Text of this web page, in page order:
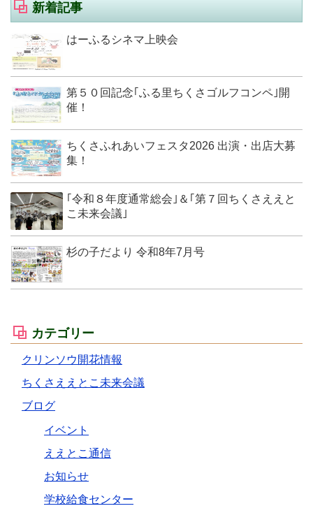
新着記事
はーふるシネマ上映会
第５０回記念｢ふる里ちくさゴルフコンペ｣開
催！
ちくさふれあいフェスタ2026 出演・出店大募
集！
｢令和８年度通常総会｣＆｢第７回ちくさええと
こ未来会議｣
杉の子だより 令和8年7月号
カテゴリー
クリンソウ開花情報
ちくさええとこ未来会議
ブログ
イベント
ええとこ通信
お知らせ
学校給食センター